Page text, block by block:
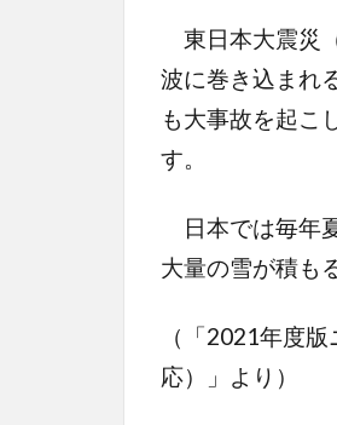
東日本大震災
波に巻き込まれ
も大事故を起こ
す。
日本では毎年
大量の雪が積も
（「2021年度
応）」より）